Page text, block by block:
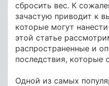
сбросить вес. К
зачастую приводит к
которые могут
этой статье
распространенные и
последствия, которые
Одной из самых